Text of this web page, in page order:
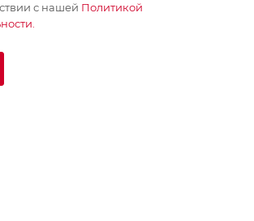
НА РАССЫЛКУ
с нашей Политикой